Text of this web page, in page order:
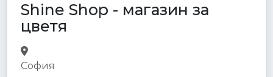
Shine Shop - магазин за
цветя
София